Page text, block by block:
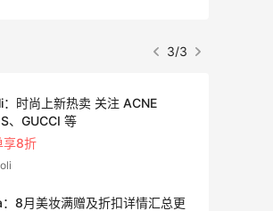
1/3
：精选正价产品促销！入球
跆拳道鞋等
加满HK$1800-100
扣区服饰鞋包清仓 选购巴黎世